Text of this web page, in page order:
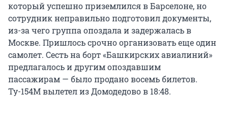
который успешно приземлился в Барселоне, но
сотрудник неправильно подготовил документы,
из-за чего группа опоздала и задержалась в
Москве. Пришлось срочно организовать еще один
самолет. Сесть на борт «Башкирских авиалиний»
предлагалось и другим опоздавшим
пассажирам — было продано восемь билетов.
Ту-154М вылетел из Домодедово в 18:48.